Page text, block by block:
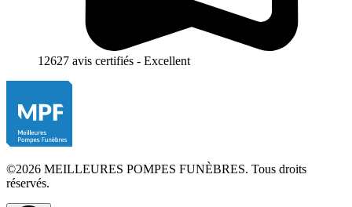
12627 avis certifiés - Excellent
©2026 MEILLEURES POMPES FUNÈBRES. Tous droits
réservés.